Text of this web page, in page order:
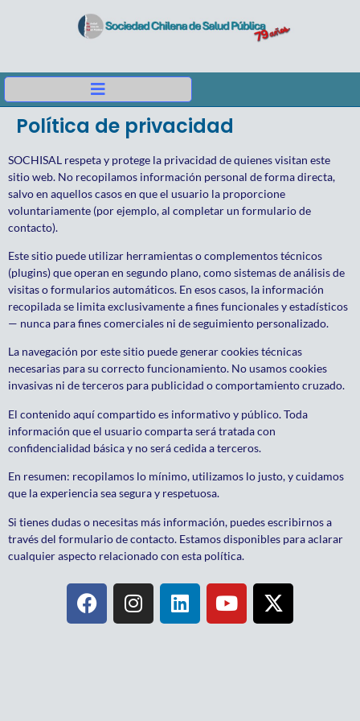
Política de privacidad
SOCHISAL respeta y protege la privacidad de quienes visitan este
sitio web. No recopilamos información personal de forma directa,
salvo en aquellos casos en que el usuario la proporcione
voluntariamente (por ejemplo, al completar un formulario de
contacto).
Este sitio puede utilizar herramientas o complementos técnicos
(plugins) que operan en segundo plano, como sistemas de análisis de
visitas o formularios automáticos. En esos casos, la información
recopilada se limita exclusivamente a fines funcionales y estadísticos
— nunca para fines comerciales ni de seguimiento personalizado.
La navegación por este sitio puede generar cookies técnicas
necesarias para su correcto funcionamiento. No usamos cookies
invasivas ni de terceros para publicidad o comportamiento cruzado.
El contenido aquí compartido es informativo y público. Toda
información que el usuario comparta será tratada con
confidencialidad básica y no será cedida a terceros.
En resumen: recopilamos lo mínimo, utilizamos lo justo, y cuidamos
que la experiencia sea segura y respetuosa.
Si tienes dudas o necesitas más información, puedes escribirnos a
través del formulario de contacto. Estamos disponibles para aclarar
cualquier aspecto relacionado con esta política.